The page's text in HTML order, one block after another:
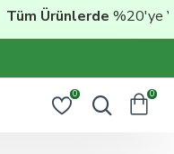
Tüm Ürünlerde%20'ye
0 0